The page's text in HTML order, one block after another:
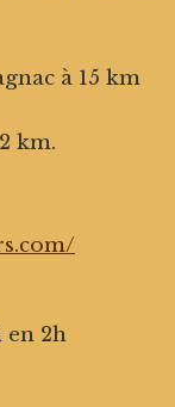
à 15 km
km.
en 2h